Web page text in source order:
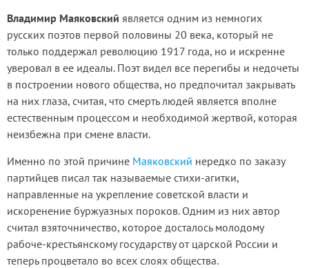
Владимир Маяковский является одним из немногих
русских поэтов первой половины 20 века, который не
только поддержал революцию 1917 года, но и искренне
уверовал в ее идеалы. Поэт видел все перегибы и недочеты
в построении нового общества, но предпочитал закрывать
на них глаза, считая, что смерть людей является вполне
естественным процессом и необходимой жертвой, которая
неизбежна при смене власти.
Именно по этой причине Маяковский нередко по заказу
партийцев писал так называемые стихи-агитки,
направленные на укрепление советской власти и
искоренение буржуазных пороков. Одним из них автор
считал взяточничество, которое досталось молодому
рабоче-крестьянскому государству от царской России и
теперь процветало во всех слоях общества.